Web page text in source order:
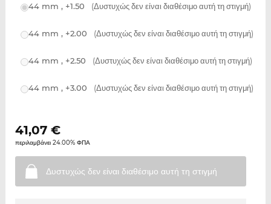
44 mm , +1.50 (Δυστυχώς δεν είναι διαθέσιμο αυτή τη στιγμή)
44 mm , +2.00 (Δυστυχώς δεν είναι διαθέσιμο αυτή τη στιγμή)
44 mm , +2.50 (Δυστυχώς δεν είναι διαθέσιμο αυτή τη στιγμή)
44 mm , +3.00 (Δυστυχώς δεν είναι διαθέσιμο αυτή τη στιγμή)
41,07€
περιλαμβάνει 24.00% ΦΠΑ
Δυστυχώς δεν είναι διαθέσιμο αυτή τη στιγμή